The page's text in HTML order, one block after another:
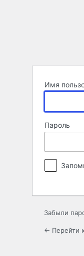
Имя
Пароль
Забыли
← Перейти